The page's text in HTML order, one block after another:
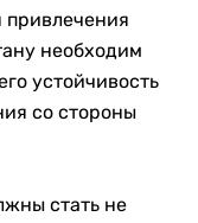
привлечения
необходим
устойчивость
со стороны
стать не